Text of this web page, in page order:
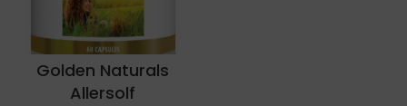
Golden Naturals
Allersolf